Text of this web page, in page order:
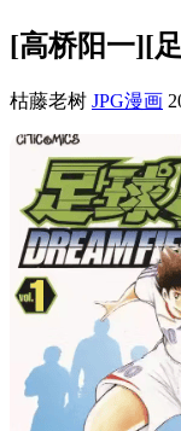
[高桥阳一][
枯藤老树 JPG漫画